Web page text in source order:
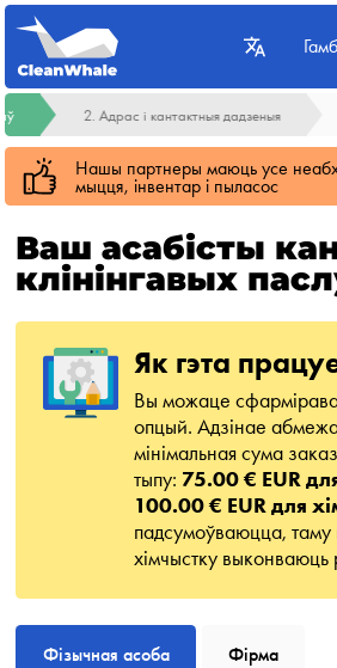
2. Адрас і кантактныя дадзеныя
Нашы партнеры маюць усе
мыцця, інвентар і пыласос
Ваш асабісты
клінінгавых
Як гэта
Вы можаце
опцый. Адзінае
мінімальная сума
тыпу: 75.00 € EUR
100.00 € EUR для
падсумоўваюцца, таму
хімчыстку выконваюць
Фізычная асоба Фірма